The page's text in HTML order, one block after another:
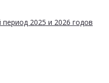
2025 и 2026 годов